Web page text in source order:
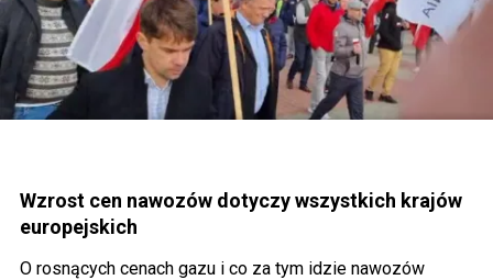
Wzrost cen nawozów dotyczy wszystkich krajów
europejskich
O rosnących cenach gazu i co za tym idzie nawozów